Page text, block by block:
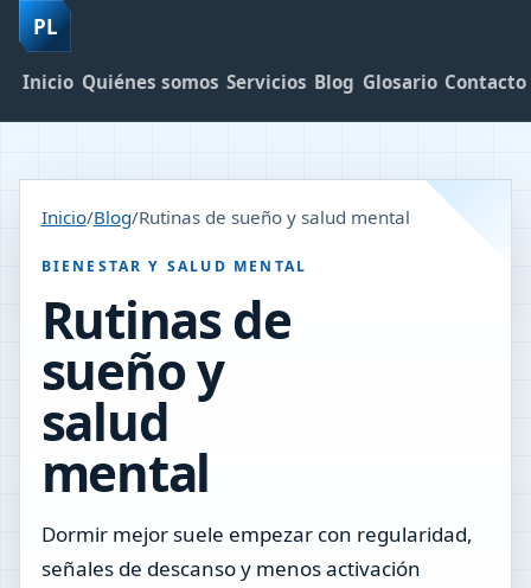
PL
Inicio Quiénes somos Servicios Blog Glosario Contacto
Inicio/Blog/Rutinas de sueño y salud mental
BIENESTAR Y SALUD MENTAL
Rutinas de
sueño y
salud
mental
Dormir mejor suele empezar con regularidad,
señales de descanso y menos activación